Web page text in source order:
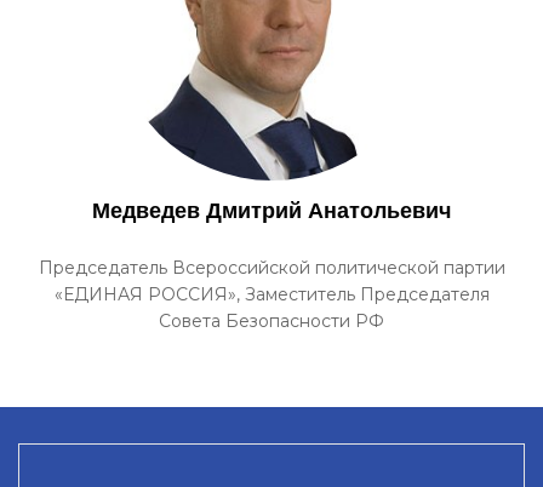
Медведев Дмитрий Анатольевич
Председатель Всероссийской политической партии
«ЕДИНАЯ РОССИЯ», Заместитель Председателя
Совета Безопасности РФ